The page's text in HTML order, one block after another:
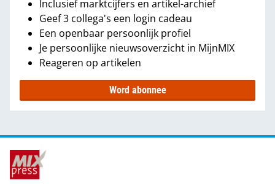
Inclusief marktcijfers en artikel-archief
Geef 3 collega's een login cadeau
Een openbaar persoonlijk profiel
Je persoonlijke nieuwsoverzicht in MijnMIX
Reageren op artikelen
Word abonnee